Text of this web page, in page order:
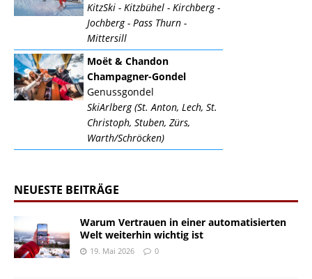
KitzSki - Kitzbühel - Kirchberg -
Jochberg - Pass Thurn -
Mittersill
Moët & Chandon
Champagner-Gondel
Genussgondel
SkiArlberg (St. Anton, Lech, St.
Christoph, Stuben, Zürs,
Warth/Schröcken)
NEUESTE BEITRÄGE
Warum Vertrauen in einer automatisierten
Welt weiterhin wichtig ist
19. Mai 2026 0